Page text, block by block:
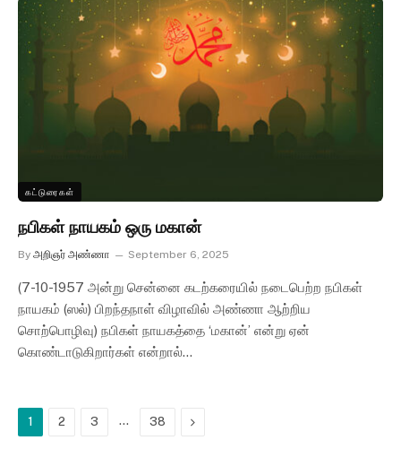
கட்டுரைகள்
நபிகள் நாயகம் ஒரு மகான்
By அறிஞர் அண்ணா September 6, 2025
(7-10-1957 அன்று சென்னை கடற்கரையில் நடைபெற்ற நபிகள்
நாயகம் (ஸல்) பிறந்தநாள் விழாவில் அண்ணா ஆற்றிய
சொற்பொழிவு) நபிகள் நாயகத்தை ‘மகான்’ என்று ஏன்
கொண்டாடுகிறார்கள் என்றால்…
1 2 3 … 38 Next